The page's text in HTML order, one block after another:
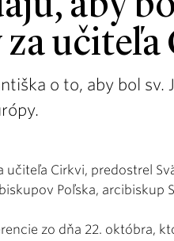
za
o to, aby bol sv.
učiteľa Cirkvi, predostrel
Poľska, arcibiskup
zo dňa 22. októbra,